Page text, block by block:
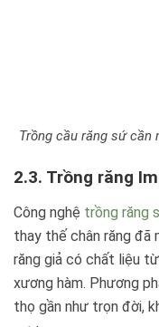
Trồng cầu răng sứ
2.3. Trồng răng
Công nghệ trồng răng
thay thế chân răng đã
răng giả có chất liệu
xương hàm. Phương
thọ gần như trọn đời,